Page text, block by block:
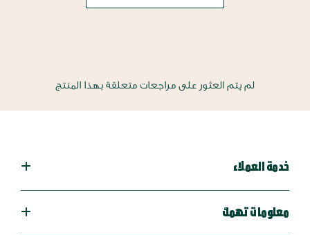
لم يتم العثور على مراجعات متعلقة بهذا المنتج
خدمة العملاء
معلومات تهمك